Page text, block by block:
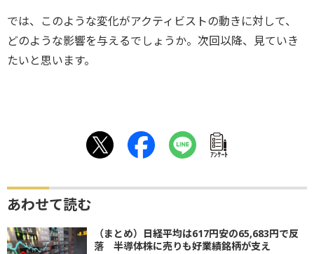
では、このような変化がアクティビストの動きに対して、
どのような影響を与えるでしょうか。次回以降、見ていき
たいと思います。
ｱﾝｹｰﾄ
あわせて読む
（まとめ）日経平均は617円安の65,683円で反
落 半導体株に売りも好業績銘柄が支え